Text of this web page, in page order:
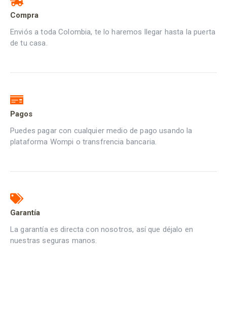
Compra
Enviós a toda Colombia, te lo haremos llegar hasta la puerta
de tu casa.
Pagos
Puedes pagar con cualquier medio de pago usando la
plataforma Wompi o transfrencia bancaria.
Garantía
La garantía es directa con nosotros, así que déjalo en
nuestras seguras manos.